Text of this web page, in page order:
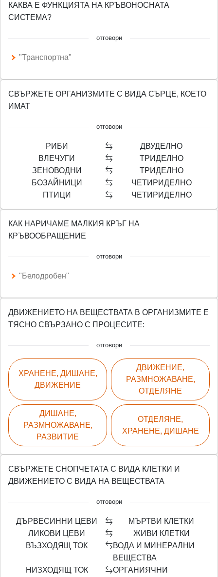
КАКВА Е ФУНКЦИЯТА НА КРЪВОНОСНАТА
СИСТЕМА?
отговори
"Транспортна"
СВЪРЖЕТЕ ОРГАНИЗМИТЕ С ВИДА СЪРЦЕ, КОЕТО
ИМАТ
отговори
РИБИ
ДВУДЕЛНО
ВЛЕЧУГИ
ТРИДЕЛНО
ЗЕНОВОДНИ
ТРИДЕЛНО
БОЗАЙНИЦИ
ЧЕТИРИДЕЛНО
ПТИЦИ
ЧЕТИРИДЕЛНО
КАК НАРИЧАМЕ МАЛКИЯ КРЪГ НА
КРЪВООБРАЩЕНИЕ
отговори
"Белодробен"
ДВИЖЕНИЕТО НА ВЕЩЕСТВАТА В ОРГАНИЗМИТЕ Е
ТЯСНО СВЪРЗАНО С ПРОЦЕСИТЕ:
отговори
ХРАНЕНЕ, ДИШАНЕ,
ДВИЖЕНИЕ
ДИШАНЕ,
РАЗМНОЖАВАНЕ,
РАЗВИТИЕ
ДВИЖЕНИЕ,
РАЗМНОЖАВАНЕ,
ОТДЕЛЯНЕ
ОТДЕЛЯНЕ,
ХРАНЕНЕ, ДИШАНЕ
СВЪРЖЕТЕ СНОПЧЕТАТА С ВИДА КЛЕТКИ И
ДВИЖЕНИЕТО С ВИДА НА ВЕЩЕСТВАТА
отговори
ДЪРВЕСИННИ ЦЕВИ
МЪРТВИ КЛЕТКИ
ЛИКОВИ ЦЕВИ
ЖИВИ КЛЕТКИ
ВЪЗХОДЯЩ ТОК
ВОДА И МИНЕРАЛНИ
ВЕЩЕСТВА
НИЗХОДЯЩ ТОК
ОРГАНИЯЧНИ